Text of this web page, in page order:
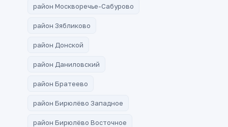
район Москворечье-Сабурово
район Зябликово
район Донской
район Даниловский
район Братеево
район Бирюлёво Западное
район Бирюлёво Восточное